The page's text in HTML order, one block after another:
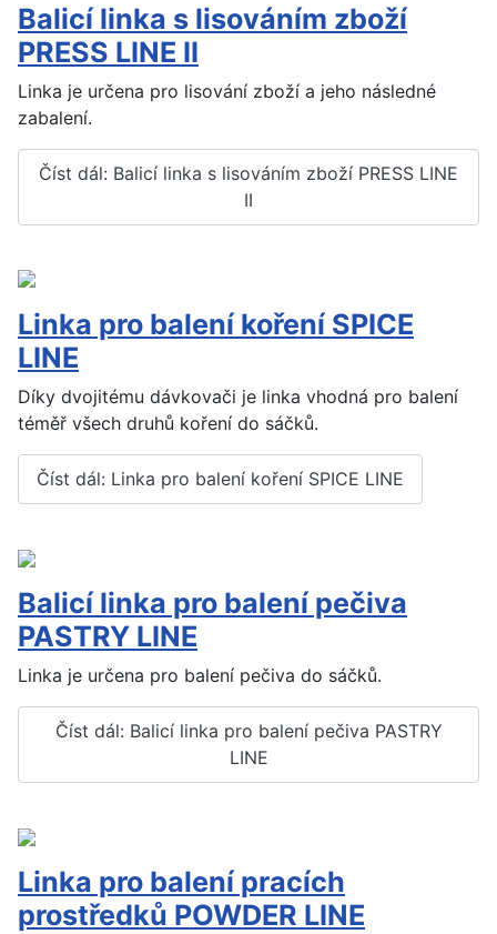
Balicí linka s lisováním zboží
PRESS LINE II
Linka je určena pro lisování zboží a jeho následné
zabalení.
Číst dál: Balicí linka s lisováním zboží PRESS LINE
II
Linka pro balení koření SPICE
LINE
Díky dvojitému dávkovači je linka vhodná pro balení
téměř všech druhů koření do sáčků.
Číst dál: Linka pro balení koření SPICE LINE
Balicí linka pro balení pečiva
PASTRY LINE
Linka je určena pro balení pečiva do sáčků.
Číst dál: Balicí linka pro balení pečiva PASTRY
LINE
Linka pro balení pracích
prostředků POWDER LINE